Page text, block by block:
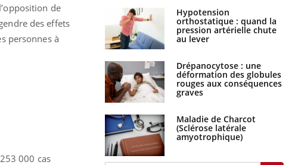
de
des effets
personnes à
000 cas
Hypotension
orthostatique : quand la
pression artérielle chute
au lever
Drépanocytose : une
déformation des globules
rouges aux conséquences
graves
Maladie de Charcot
(Sclérose latérale
amyotrophique)